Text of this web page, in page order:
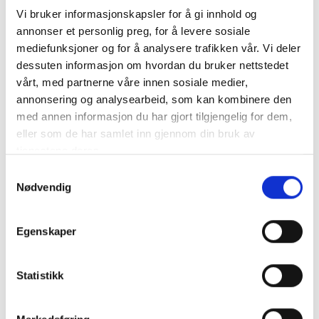
Vi bruker informasjonskapsler for å gi innhold og
annonser et personlig preg, for å levere sosiale
mediefunksjoner og for å analysere trafikken vår. Vi deler
dessuten informasjon om hvordan du bruker nettstedet
vårt, med partnerne våre innen sosiale medier,
annonsering og analysearbeid, som kan kombinere den
med annen informasjon du har gjort tilgjengelig for dem,
eller som de har samlet inn gjennom din bruk av
Nødvendig
Egenskaper
Statistikk
Årsmøtet i FKT valgte i går Benedikte Muruvik Vonen til ny
styreleder.
FKTs fagkonferanse og årsmøte 2016
Den årlige fagkonferansen og årsmøte 2016 arrangeres på
Gardermoen 7. og 8. juni.
Difi og Språkrådet lanserer gratis
nettkurs i klarspråk
Med nettkurset «Den gylne pennen» får stat og kommune et
språktåke.
Presentasjoner og opptak fra